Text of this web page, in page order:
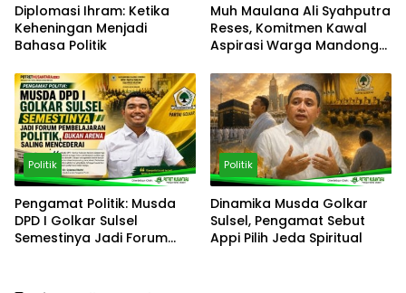
Diplomasi Ihram: Ketika
Keheningan Menjadi
Bahasa Politik
‎Muh Maulana Ali Syahputra
Reses, Komitmen Kawal
Aspirasi Warga Mandonga
Politik
Pengamat Politik: Musda
DPD I Golkar Sulsel
Semestinya Jadi Forum
Politik
Dinamika Musda Golkar
Sulsel, Pengamat Sebut
Appi Pilih Jeda Spiritual